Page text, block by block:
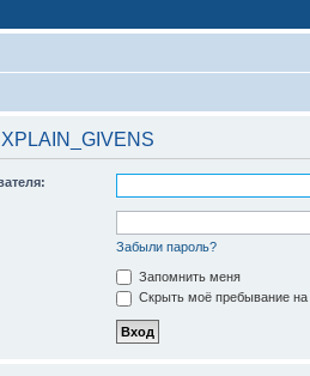
Забыли пароль?
Запомнить меня
Скрыть моё пребывание на